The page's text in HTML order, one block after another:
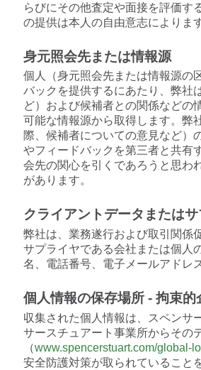
らびにその他査定や面接を評価す
の提供は本人の自由意志によりま
身元照会先または情報源
個人（身元照会先または情報源の
バックを提供するにあたり、弊社
ど）および候補者との関係などの
可能な情報源から取得します。弊
際、候補者についての意見など）
やフィードバックを第三者と共有
会先の関心を引くであろうと思わ
があります。
クライアントデータまたは
弊社は、業務遂行および取引関係
サプライヤである会社または個人
名、電話番号、電子メールアドレ
個人情報の保存場所 - 拘束的
収集された個人情報は、スペンサ
サースチュアート事業所からその
（www.spencerstuart.com/global-
安全防護対策が取られていること